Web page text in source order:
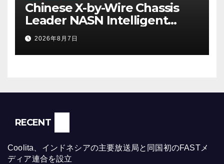
Chinese X-by-Wire Chassis
Leader NASN Intelligent
Tech Lists on Hong Kong
Stock Exchange
2026年8月7日
RECENT
Coolita、インドネシアの主要放送局と同国初のFASTメ
ディア連合を設立